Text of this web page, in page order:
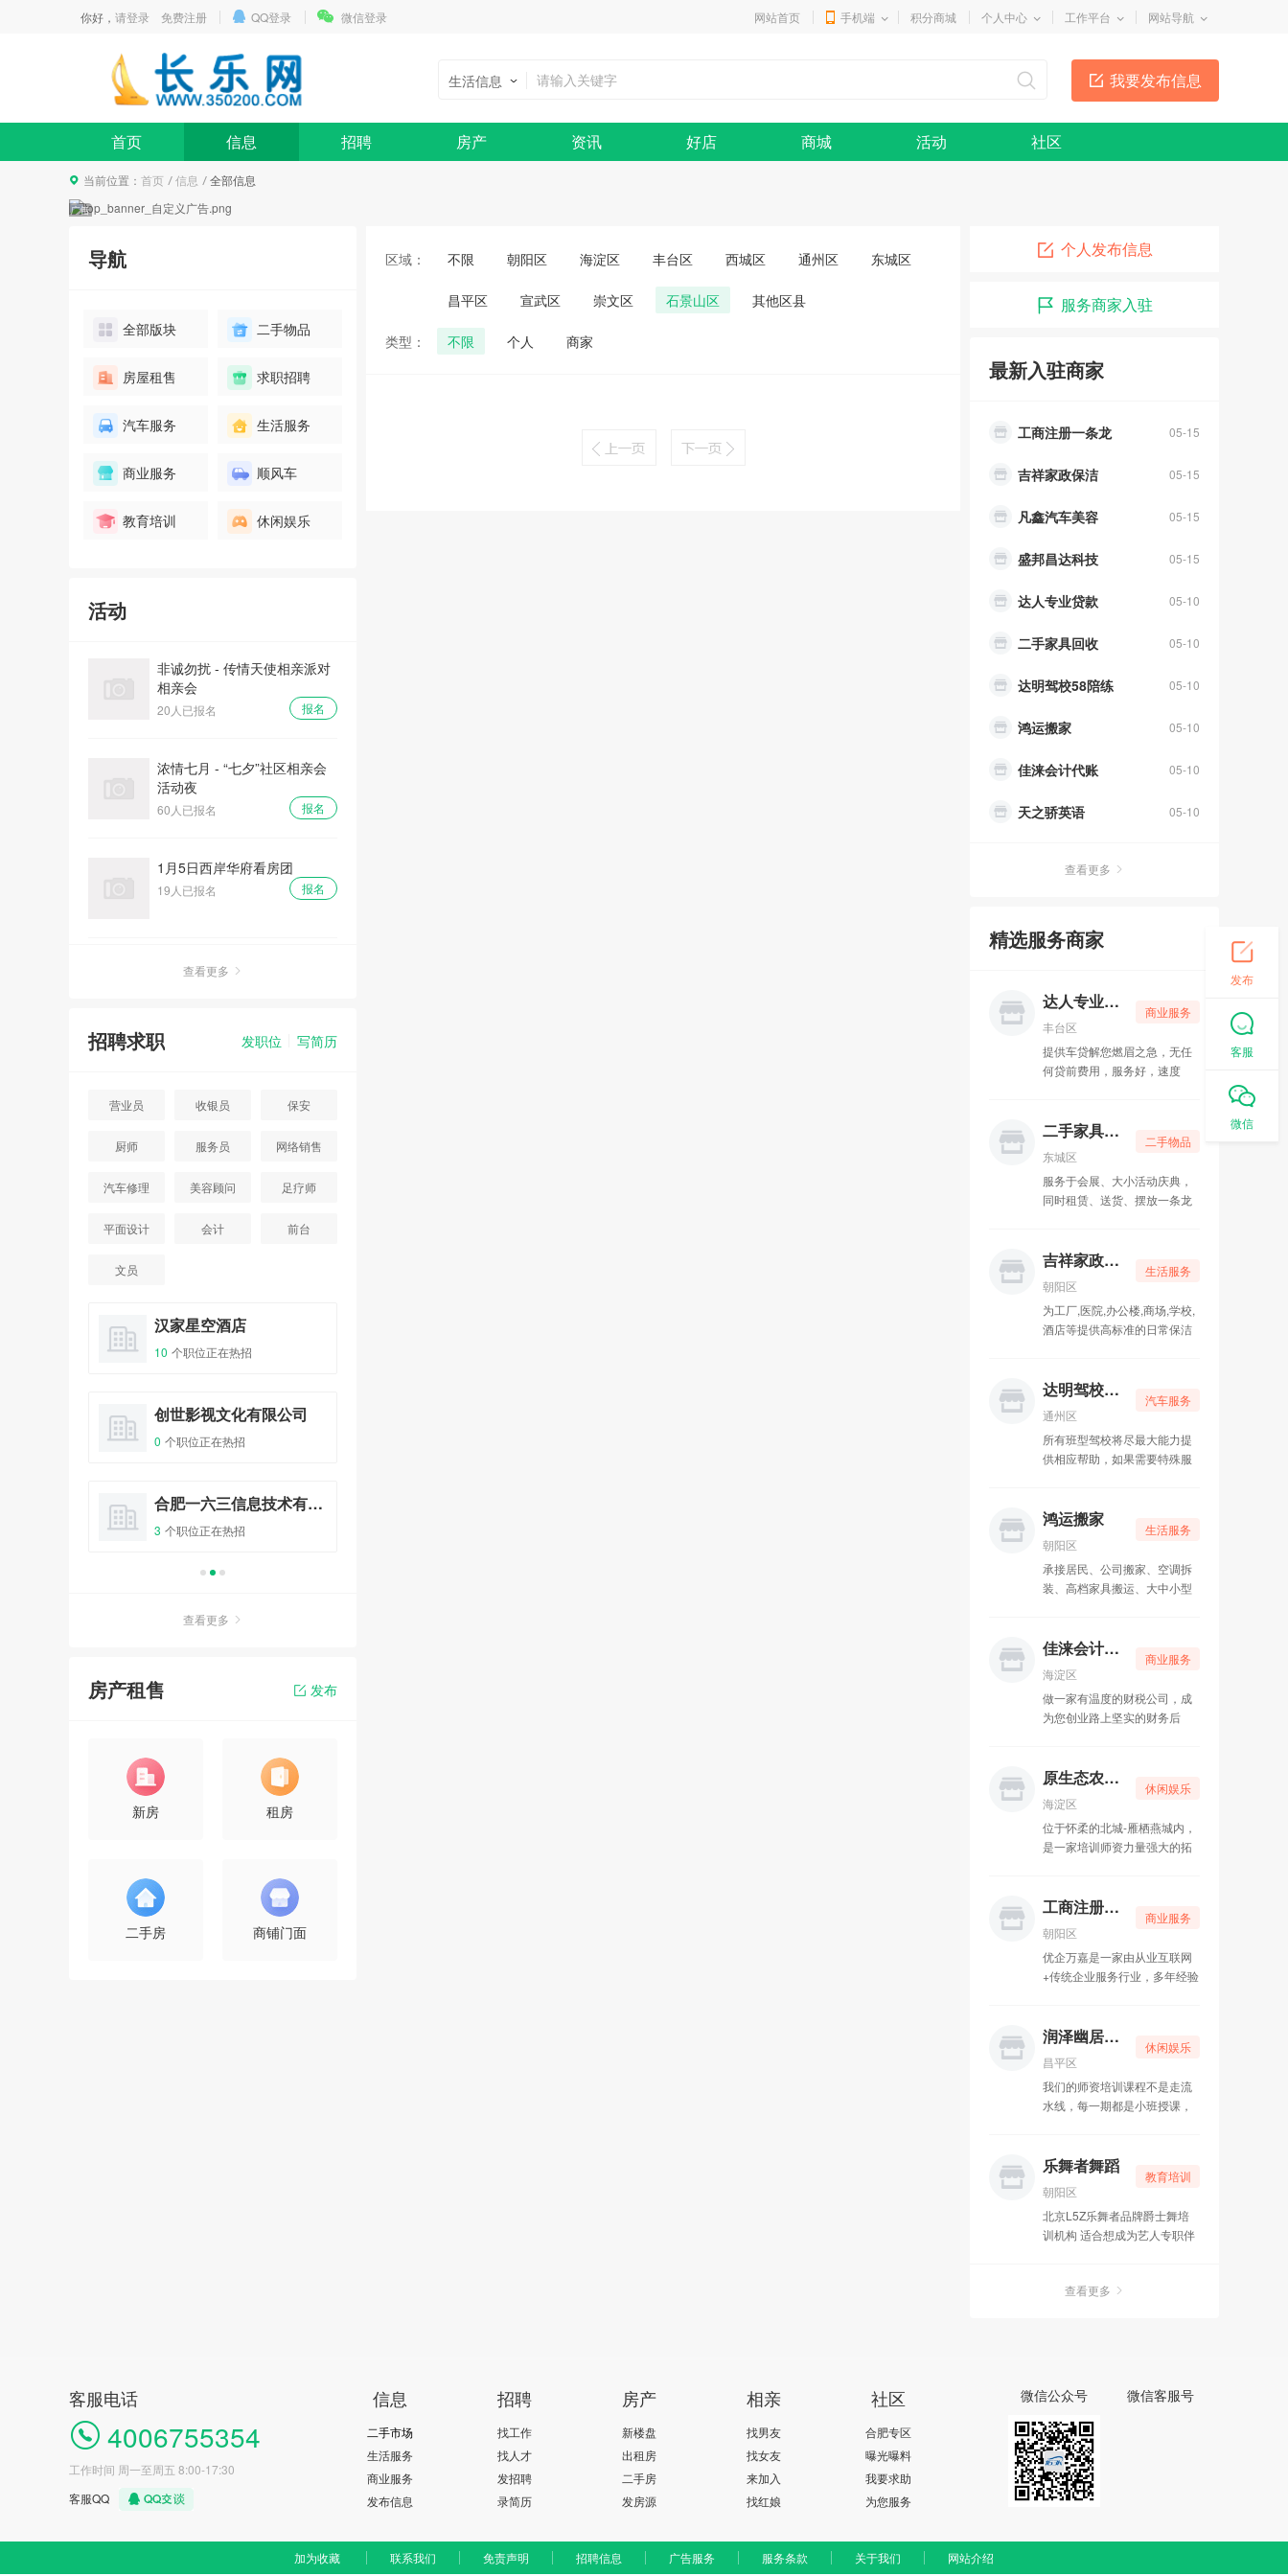
你好， 请登录 免费注册 QQ登录 微信登录 网站首页 手机端 积分商城 个人中心 工作平台 网站导航
我要发布信息
生活信息
首页 信息 招聘 房产 资讯 好店 商城 活动 社区
当前位置： 首页 信息 全部信息
导航
全部版块 二手物品
房屋租售 求职招聘
汽车服务 生活服务
商业服务 顺风车
教育培训 休闲娱乐
活动
碧桂园高档别墅看房团
报名
爱情初体验 - “心有灵犀、姻缘
非诚勿扰 - 传情天使相亲派对
相亲会
报名
20人已报名
浓情七月 - “七夕”社区相亲会
活动夜
报名
60人已报名
1月5日西岸华府看房团
报名
19人已报名
周末灿邦广场看房团
相亲大会
报名
32人已报名
报名
100人已报名
非诚勿扰 - 传情天使相亲派对
查看更多
发职位 写简历
招聘求职
营业员 收银员 保安
厨师 服务员 网络销售
汽车修理 美容顾问 足疗师
平面设计 会计 前台
文员
汉家星空酒店
10 个职位正在热招
创世影视文化有限公司
0 个职位正在热招
合肥一六三信息技术有限公司
3 个职位正在热招
查看更多
房产租售 发布
新房 租房
二手房 商铺门面
区域： 不限 朝阳区 海淀区 丰台区 西城区 通州区 东城区
昌平区 宣武区 崇文区 石景山区 其他区县
类型： 不限 个人 商家
个人发布信息
服务商家入驻
最新入驻商家
俊超车行
05-15
工商注册一条龙
05-15
吉祥家政保洁
05-15
凡鑫汽车美容
05-15
盛邦昌达科技
05-10
达人专业贷款
05-10
二手家具回收
05-10
达明驾校58陪练
05-10
鸿运搬家
05-10
佳涞会计代账
05-10
天之骄英语
京派通二手车行
05-10
家济律所
05-10
挚诚博大教育
05-10
俊超车行
05-15
润泽幽居瑜伽
05-15
工商注册一条龙
05-15
吉祥家政保洁
05-15
盛邦昌达科技
05-10
达人专业贷款
05-10
达明驾校58陪练
05-10
鸿运搬家
查看更多
精选服务商家
商业服务
达人专业贷款
丰台区
提供车贷解您燃眉之急，无任
何贷前费用，服务好，速度
京，所有贷款都是先息后本，
二手物品
二手家具回收
东城区
服务于会展、大小活动庆典，
同时租赁、送货、摆放一条龙
大客户的认可和肯定。
生活服务
吉祥家政保洁
朝阳区
为工厂,医院,办公楼,商场,学校,
酒店等提供高标准的日常保洁
各类场所消毒，专业大楼外墙
清洗，石材翻新、高空刷漆、
等业务
汽车服务
达明驾校58陪练
通州区
所有班型驾校将尽最大能力提
供相应帮助，如果需要特殊服
首付1000元零利率，科目一考
试当天补齐尾款，可开具驾校
正规发票
生活服务
鸿运搬家
朝阳区
承接居民、公司搬家、空调拆
装、高档家具搬运、大中小型
大小货车出租，长短途运输，
车辆丰富，贴心服务，价格更
贴心！恭候你的来电！
商业服务
佳涞会计代账
海淀区
做一家有温度的财税公司，成
为您创业路上坚实的财务后
欲立而立人，己欲达而达人”的
经营理念，先人后己，共创共
赢。
休闲娱乐
原生态农家乐
海淀区
位于怀柔的北城-雁栖燕城内，
是一家培训师资力量强大的拓
户外及室内拓展训练活动。
商业服务
工商注册一条龙
朝阳区
优企万嘉是一家由从业互联网
+传统企业服务行业，多年经验
账、资质申请、知识产权等企
业全生命周期的一站式企业服
务公司。
休闲娱乐
润泽幽居瑜伽
昌平区
我们的师资培训课程不是走流
水线，每一期都是小班授课，
生真正领略瑜伽真谛，走进瑜
伽身心灵的修行。当然一个月
的学习之后，还需要以后更精
进的习练，才能真正成为一名
合格的瑜伽分享者。
教育培训
乐舞者舞蹈
朝阳区
北京L5Z乐舞者品牌爵士舞培
训机构 适合想成为艺人专职伴
的舞者！均可报此班，颁发国
查看更多
客服电话
4006755354
工作时间 周一至周五 8:00-17:30
客服QQ
信息
二手市场
生活服务
商业服务
发布信息
招聘
找工作
找人才
发招聘
录简历
房产
新楼盘
出租房
二手房
发房源
相亲
找男友
找女友
来加入
找红娘
社区
合肥专区
曝光曝料
我要求助
为您服务
微信公众号 微信客服号
加为收藏 联系我们 免责声明 招聘信息 广告服务 服务条款 关于我们 网站介绍
发布
客服
微信